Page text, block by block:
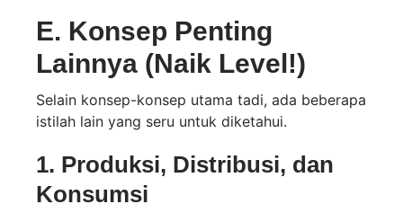
E. Konsep Penting
Lainnya (Naik Level!)
Selain konsep-konsep utama tadi, ada beberapa
istilah lain yang seru untuk diketahui.
1. Produksi, Distribusi, dan
Konsumsi